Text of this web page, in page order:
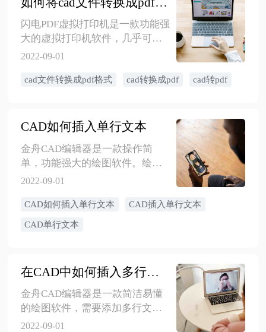
存的实用方法，帮助你在关键时
刻快速找回图纸。
闪电PDF虚拟打印机是一款功能强
大的虚拟打印机软件，几乎可以
把所有windows程序文件通过打印
位分享如何将cad文件转换成pdf格
2022-09-01
cad文件转换成pdf格式 cad转换成pdf cad转pdf
CAD如何插入单行文本
金舟CAD编辑器是一款操作简
单，功能强大的绘图软件。绘制
CAD图纸时，经常需要在CAD编
何在CAD中添加一个单行文本
呢？这里将详细操作分享如下，
2022-09-01
CAD如何插入单行文本 CAD插入单行文本
CAD单行文本
在CAD中如何插入多行文本
金舟CAD编辑器是一款简洁易懂
的绘图软件，需要添加多行文本
应该怎么操作？其实还是很简单
2022-09-01